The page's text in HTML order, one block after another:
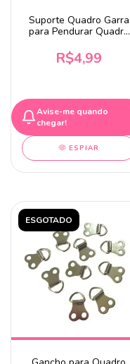
Suporte Quadro Garra
para Pendurar Quadro
R$4,99
Avise-me quando
chegar!
ESPIAR
ESGOTADO